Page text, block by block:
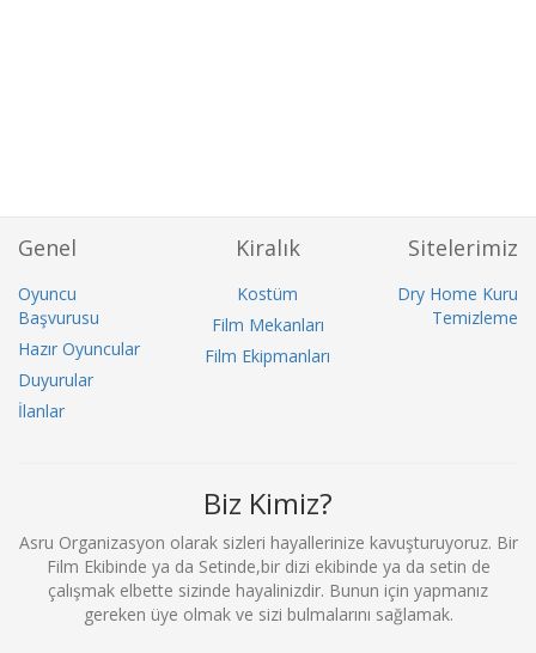
Genel
Oyuncu
Başvurusu
Hazır Oyuncular
Duyurular
İlanlar
Kiralık
Kostüm
Film Mekanları
Film Ekipmanları
Sitelerimiz
Dry Home Kuru
Temizleme
Biz Kimiz?
Asru Organizasyon olarak sizleri hayallerinize kavuşturuyoruz. Bir
Film Ekibinde ya da Setinde,bir dizi ekibinde ya da setin de
çalışmak elbette sizinde hayalinizdir. Bunun için yapmanız
gereken üye olmak ve sizi bulmalarını sağlamak.